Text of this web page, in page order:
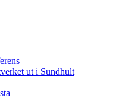
ut i Sundhult